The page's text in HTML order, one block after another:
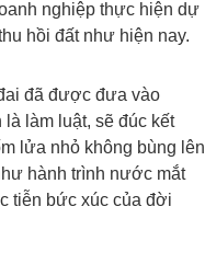
nghiệp thực hiện dự
hồi đất như hiện nay.
đã được đưa vào
làm luật, sẽ đúc kết
lửa nhỏ không bùng lên
hành trình nước mắt
tiễn bức xúc của đời